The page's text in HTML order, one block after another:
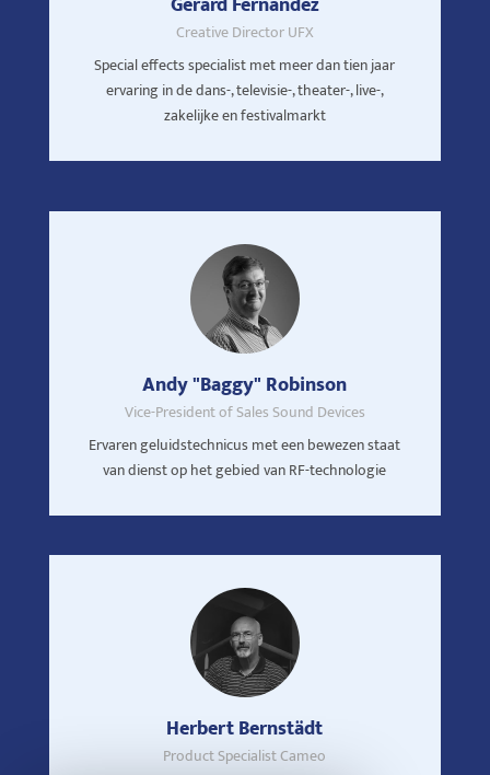
Creative Director UFX
Special effects specialist met meer dan tien jaar
ervaring in de dans-, televisie-, theater-, live-,
zakelijke en festivalmarkt
Andy "Baggy" Robinson
Vice-President of Sales Sound Devices
Ervaren geluidstechnicus met een bewezen staat
van dienst op het gebied van RF-technologie
Herbert Bernstädt
Product Specialist Cameo